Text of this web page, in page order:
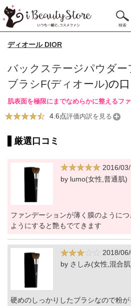
検索
ディオール DIOR
バックステージパウダー
ブラシF(ディオール)の口
肌表面を極限にまでなめらかに整えるフ
4.6点評価内訳を見る
厳選口コミ
2016/
by lumo(女性,普通肌)
ファンデーションが薄く膜のように
ようにすると艶もでてきます
2018/
by さしみ(女性,混合
硬めのしっかりしたブラシなので粉